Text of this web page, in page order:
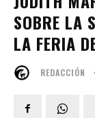
SOBRE LA
LA FERIA
REDACCIÓN